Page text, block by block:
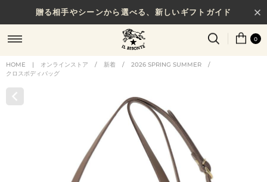
贈る相手やシーンから選べる、新しいギフトガイド
0
HOME | オンラインストア / 新着 / 2026 SPRING SUMMER
/
クロスボディバッグ